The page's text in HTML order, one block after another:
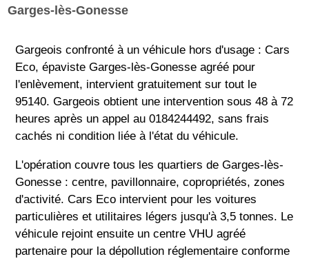
Garges-lès-Gonesse
Gargeois confronté à un véhicule hors d'usage : Cars
Eco, épaviste Garges-lès-Gonesse agréé pour
l'enlèvement, intervient gratuitement sur tout le
95140. Gargeois obtient une intervention sous 48 à 72
heures après un appel au 0184244492, sans frais
cachés ni condition liée à l'état du véhicule.
L'opération couvre tous les quartiers de Garges-lès-
Gonesse : centre, pavillonnaire, copropriétés, zones
d'activité. Cars Eco intervient pour les voitures
particulières et utilitaires légers jusqu'à 3,5 tonnes. Le
véhicule rejoint ensuite un centre VHU agréé
partenaire pour la dépollution réglementaire conforme